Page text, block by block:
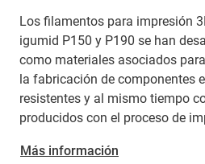
Los filamentos para impresión
igumid P150 y P190 se han
como materiales asociados
la fabricación de componentes
resistentes y al mismo tiempo
producidos con el proceso de
Más información